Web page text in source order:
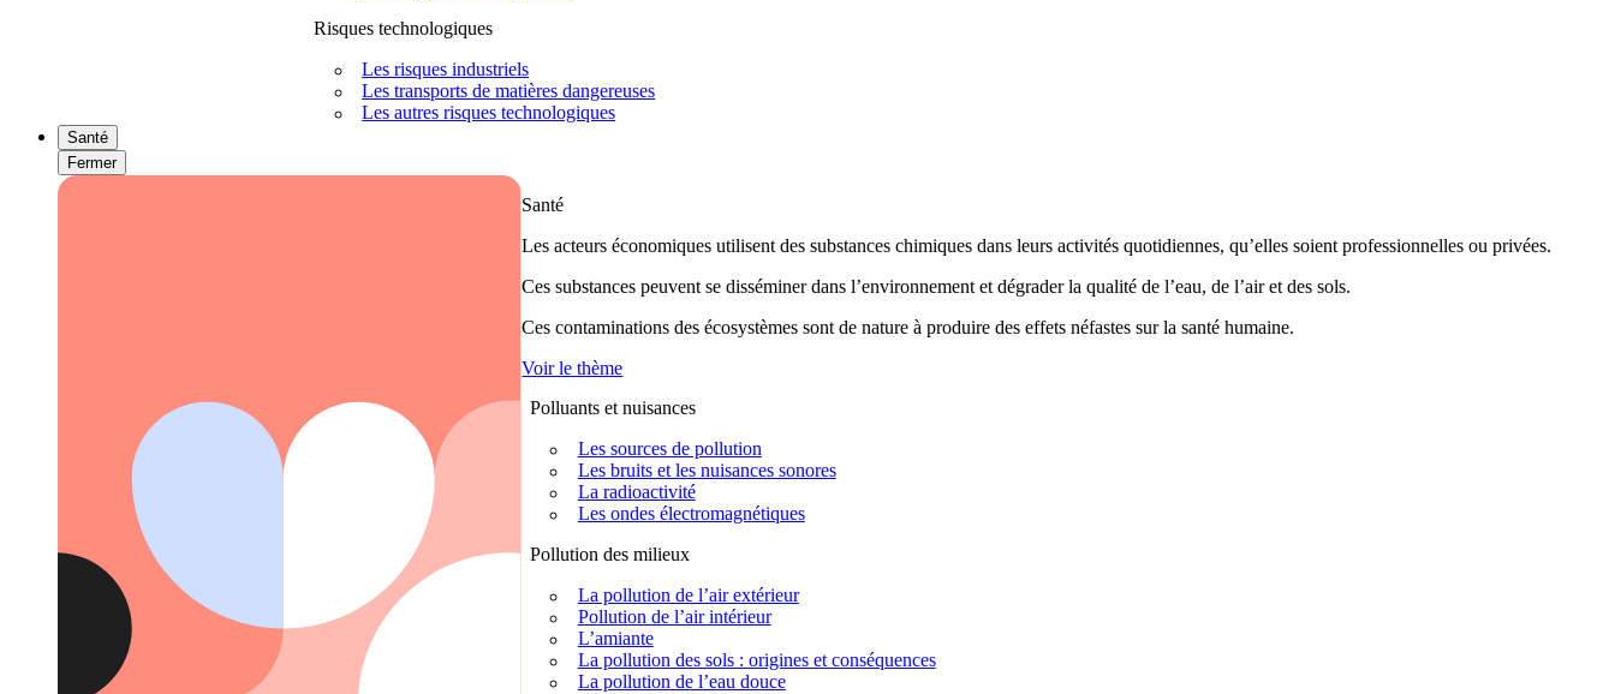
Risques technologiques
Les risques industriels
Les transports de matières dangereuses
Les autres risques technologiques
Santé
Fermer
Santé
Les acteurs économiques utilisent des substances chimiques dans leurs activités quotidiennes, qu’elles soient professionnelles ou privées.
Ces substances peuvent se disséminer dans l’environnement et dégrader la qualité de l’eau, de l’air et des sols.
Ces contaminations des écosystèmes sont de nature à produire des effets néfastes sur la santé humaine.
Voir le thème
Polluants et nuisances
Les sources de pollution
Les bruits et les nuisances sonores
La radioactivité
Les ondes électromagnétiques
Pollution des milieux
La pollution de l’air extérieur
Pollution de l’air intérieur
L’amiante
La pollution des sols : origines et conséquences
La pollution de l’eau douce